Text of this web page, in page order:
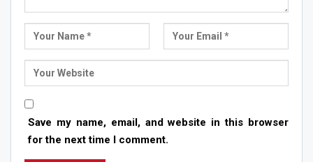
Save my name, email, and website in this browser
for the next time I comment.